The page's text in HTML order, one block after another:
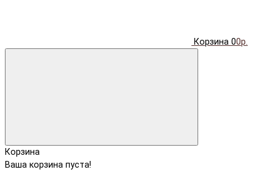
Корзина 00р.
Корзина
Ваша корзина пуста!